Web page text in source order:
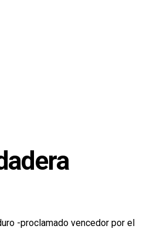
-proclamado vencedor por el